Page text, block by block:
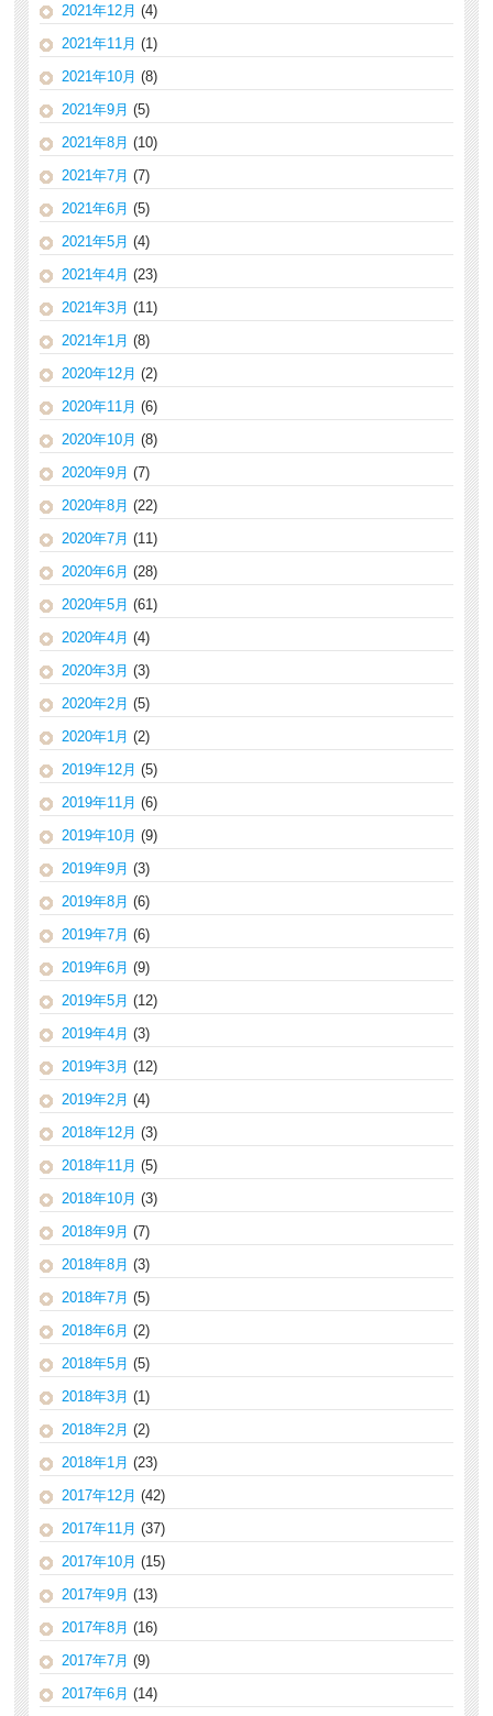
2021年12月 (4)
2021年11月 (1)
2021年10月 (8)
2021年9月 (5)
2021年8月 (10)
2021年7月 (7)
2021年6月 (5)
2021年5月 (4)
2021年4月 (23)
2021年3月 (11)
2021年1月 (8)
2020年12月 (2)
2020年11月 (6)
2020年10月 (8)
2020年9月 (7)
2020年8月 (22)
2020年7月 (11)
2020年6月 (28)
2020年5月 (61)
2020年4月 (4)
2020年3月 (3)
2020年2月 (5)
2020年1月 (2)
2019年12月 (5)
2019年11月 (6)
2019年10月 (9)
2019年9月 (3)
2019年8月 (6)
2019年7月 (6)
2019年6月 (9)
2019年5月 (12)
2019年4月 (3)
2019年3月 (12)
2019年2月 (4)
2018年12月 (3)
2018年11月 (5)
2018年10月 (3)
2018年9月 (7)
2018年8月 (3)
2018年7月 (5)
2018年6月 (2)
2018年5月 (5)
2018年3月 (1)
2018年2月 (2)
2018年1月 (23)
2017年12月 (42)
2017年11月 (37)
2017年10月 (15)
2017年9月 (13)
2017年8月 (16)
2017年7月 (9)
2017年6月 (14)